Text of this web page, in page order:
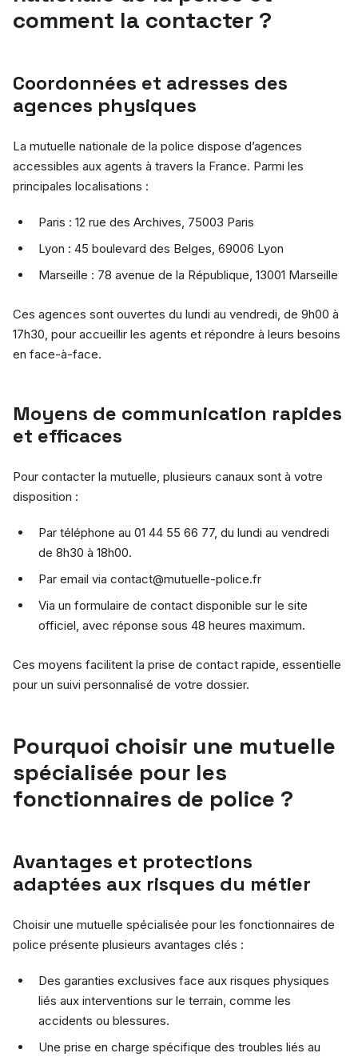
comment la contacter ?
Coordonnées et adresses des
agences physiques
La mutuelle nationale de la police dispose d’agences
accessibles aux agents à travers la France. Parmi les
principales localisations :
Paris : 12 rue des Archives, 75003 Paris
Lyon : 45 boulevard des Belges, 69006 Lyon
Marseille : 78 avenue de la République, 13001 Marseille
Ces agences sont ouvertes du lundi au vendredi, de 9h00 à
17h30, pour accueillir les agents et répondre à leurs besoins
en face-à-face.
Moyens de communication rapides
et efficaces
Pour contacter la mutuelle, plusieurs canaux sont à votre
disposition :
Par téléphone au 01 44 55 66 77, du lundi au vendredi
de 8h30 à 18h00.
Par email via contact@mutuelle-police.fr
Via un formulaire de contact disponible sur le site
officiel, avec réponse sous 48 heures maximum.
Ces moyens facilitent la prise de contact rapide, essentielle
pour un suivi personnalisé de votre dossier.
Pourquoi choisir une mutuelle
spécialisée pour les
fonctionnaires de police ?
Avantages et protections
adaptées aux risques du métier
Choisir une mutuelle spécialisée pour les fonctionnaires de
police présente plusieurs avantages clés :
Des garanties exclusives face aux risques physiques
liés aux interventions sur le terrain, comme les
accidents ou blessures.
Une prise en charge spécifique des troubles liés au